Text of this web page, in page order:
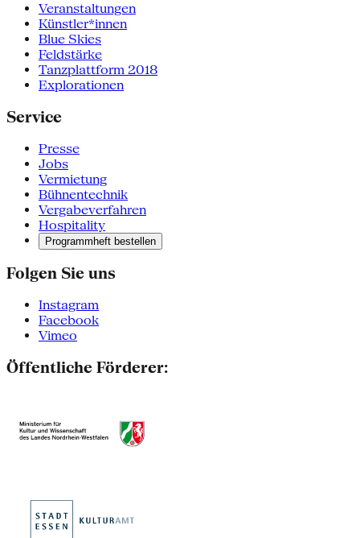
Veranstaltungen
Künstler*innen
Blue Skies
Feldstärke
Tanzplattform 2018
Explorationen
Service
Presse
Jobs
Vermietung
Bühnentechnik
Vergabeverfahren
Hospitality
Programmheft bestellen
Folgen Sie uns
Instagram
Facebook
Vimeo
Öffentliche Förderer: